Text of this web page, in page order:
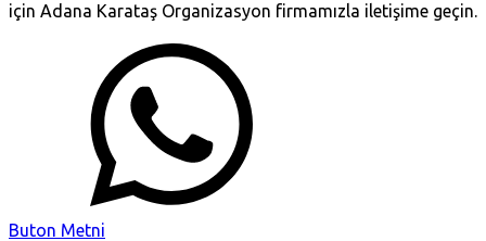
için Adana Karataş‎ Organizasyon firmamızla iletişime geçin.
Buton Metni